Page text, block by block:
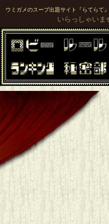
ウミガメのスープ出題サイト『らてらて』
いらっしゃいま